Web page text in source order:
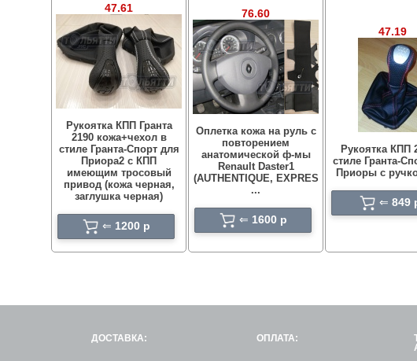
47.61
Рукоятка КПП Гранта
2190 кожа+чехол в
стиле Гранта-Спорт для
Приора2 с КПП
имеющим тросовый
привод (кожа черная,
заглушка черная)
⇐ 1200 p
76.60
Оплетка кожа на руль с
повторением
анатомической ф-мы
Renault Daster1
(AUTHENTIQUE, EXPRES
...
⇐ 1600 p
47.19
Рукоятка КПП
стиле Гранта-
Приоры с
⇐ 849
ДОСТАВКА: ОПЛАТА: